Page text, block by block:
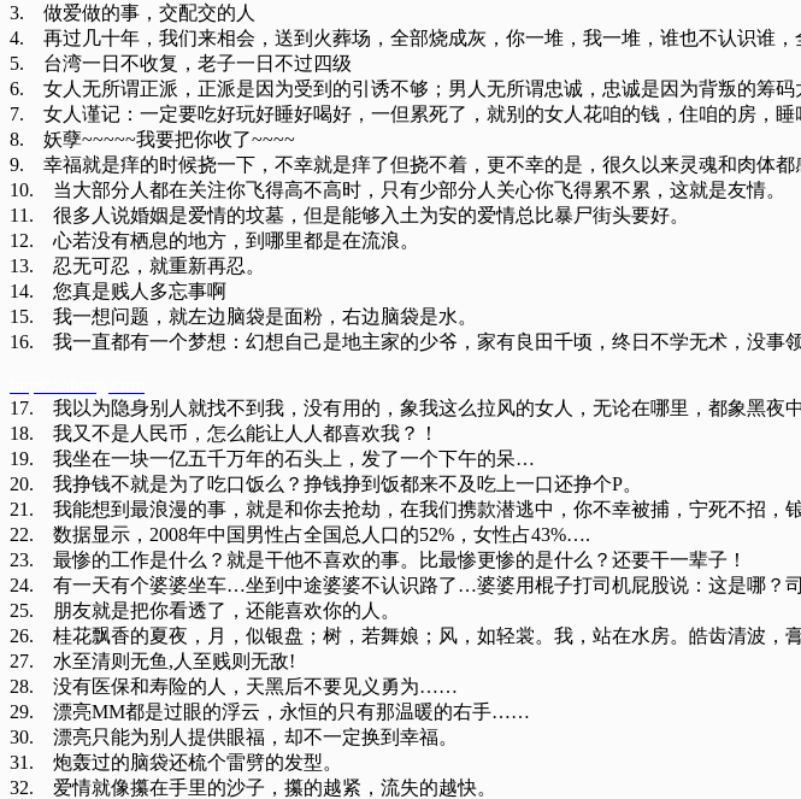
3. 做爱做的事，交配交的人
4. 再过几十年，我们来相会，送到火葬场，全部烧成灰，你一堆，我一堆，谁也不认识谁，
5. 台湾一日不收复，老子一日不过四级
6. 女人无所谓正派，正派是因为受到的引诱不够；男人无所谓忠诚，忠诚是因为背叛的筹
7. 女人谨记：一定要吃好玩好睡好喝好，一但累死了，就别的女人花咱的钱，住咱的房，
8. 妖孽~~~~~我要把你收了~~~~
9. 幸福就是痒的时候挠一下，不幸就是痒了但挠不着，更不幸的是，很久以来灵魂和肉体都
10. 当大部分人都在关注你飞得高不高时，只有少部分人关心你飞得累不累，这就是友情。
11. 很多人说婚姻是爱情的坟墓，但是能够入土为安的爱情总比暴尸街头要好。
12. 心若没有栖息的地方，到哪里都是在流浪。
13. 忍无可忍，就重新再忍。
14. 您真是贱人多忘事啊
15. 我一想问题，就左边脑袋是面粉，右边脑袋是水。
16. 我一直都有一个梦想：幻想自己是地主家的少爷，家有良田千顷，终日不学无术，没事
17. 我以为隐身别人就找不到我，没有用的，象我这么拉风的女人，无论在哪里，都象黑夜
18. 我又不是人民币，怎么能让人人都喜欢我？！
19. 我坐在一块一亿五千万年的石头上，发了一个下午的呆…
20. 我挣钱不就是为了吃口饭么？挣钱挣到饭都来不及吃上一口还挣个P。
21. 我能想到最浪漫的事，就是和你去抢劫，在我们携款潜逃中，你不幸被捕，宁死不招，
22. 数据显示，2008年中国男性占全国总人口的52%，女性占43%….
23. 最惨的工作是什么？就是干他不喜欢的事。比最惨更惨的是什么？还要干一辈子！
24. 有一天有个婆婆坐车…坐到中途婆婆不认识路了…婆婆用棍子打司机屁股说：这是哪？
25. 朋友就是把你看透了，还能喜欢你的人。
26. 桂花飘香的夏夜，月，似银盘；树，若舞娘；风，如轻裳。我，站在水房。皓齿清波，膏
27. 水至清则无鱼,人至贱则无敌!
28. 没有医保和寿险的人，天黑后不要见义勇为……
29. 漂亮MM都是过眼的浮云，永恒的只有那温暖的右手……
30. 漂亮只能为别人提供眼福，却不一定换到幸福。
31. 炮轰过的脑袋还梳个雷劈的发型。
32. 爱情就像攥在手里的沙子，攥的越紧，流失的越快。